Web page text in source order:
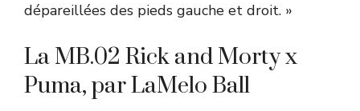
dépareillées des pieds gauche et droit. »
La MB.02 Rick and Morty x
Puma, par LaMelo Ball